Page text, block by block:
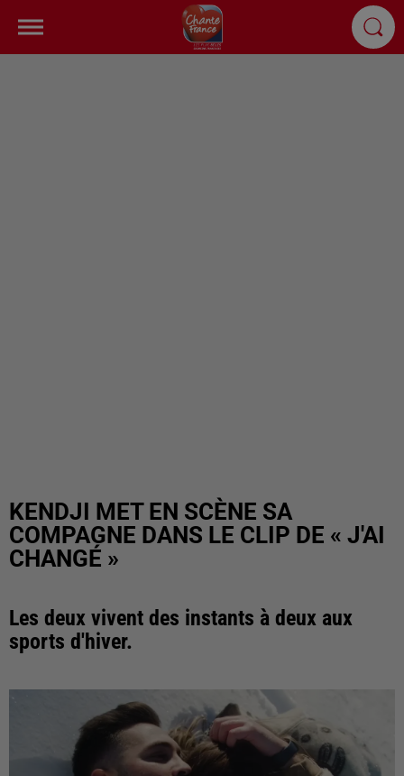
KENDJI MET EN SCÈNE SA
COMPAGNE DANS LE CLIP DE « J'AI
CHANGÉ »
Les deux vivent des instants à deux aux
sports d'hiver.